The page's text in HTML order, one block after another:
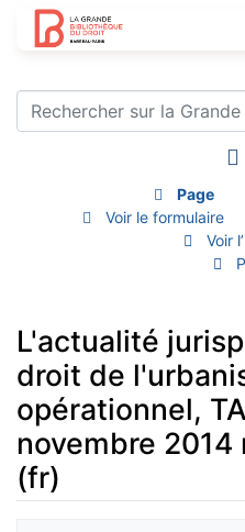
Page
Voir le formulaire
Voir
L'actualité
droit de
opérationnel,
novembre
(fr)